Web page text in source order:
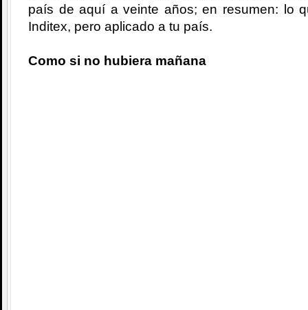
país de aquí a veinte años; en resumen: lo
Inditex, pero aplicado a tu país.
Como si no hubiera mañana